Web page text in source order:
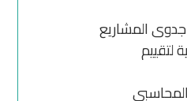
المشاريع
لتقييم